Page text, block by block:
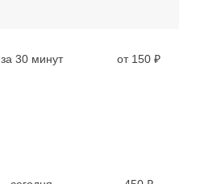
за 30 минут от 150 ₽